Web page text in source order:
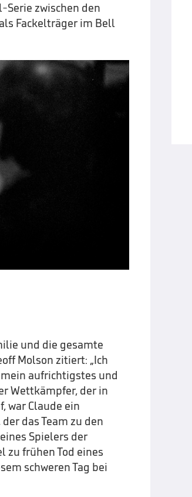
zwischen den
Fackelträger im Bell
und die gesamte
Molson zitiert: „Ich
aufrichtigstes und
Wettkämpfer, der in
war Claude ein
das Team zu den
Spielers der
zu frühen Tod eines
schweren Tag bei